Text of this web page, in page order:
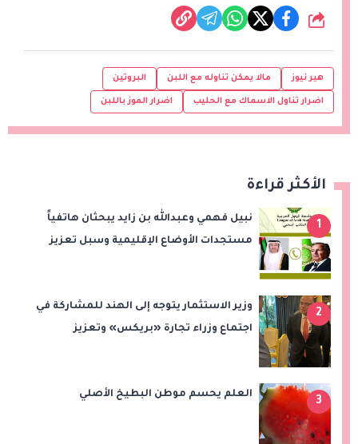
شارك
هير نيوز مالا يمكن تناوله مع اللبن البروتين
اضرار تناول الاسماك مع الحليب اضرار الموز باللبن
الأكثر قراءة
1
نبيل فهمي وعبدالله بن زايد يبحثان هاتفياً
مستجدات الأوضاع الإقليمية وسبل تعزيز
2
وزير الاستثمار يتوجه إلى الهند للمشاركة في
اجتماع وزراء تجارة «بريكس» وتعزيز
3
العلم يحسم موطن البطيخ الأصلي